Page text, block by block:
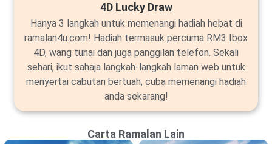
4D Lucky Draw
Hanya 3 langkah untuk memenangi hadiah hebat di
ramalan4u.com! Hadiah termasuk percuma RM3 Ibox
4D, wang tunai dan juga panggilan telefon. Sekali
sehari, ikut sahaja langkah-langkah laman web untuk
menyertai cabutan bertuah, cuba memenangi hadiah
anda sekarang!
Carta Ramalan Lain